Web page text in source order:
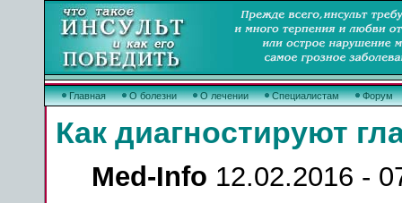
Главная О болезни О лечении Специалистам Форум
Как диагностируют
Med-Info 12.02.2016 -